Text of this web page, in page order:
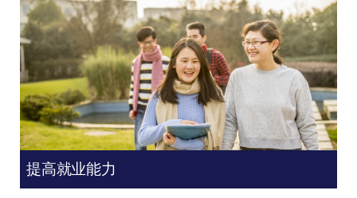
提高就业能力